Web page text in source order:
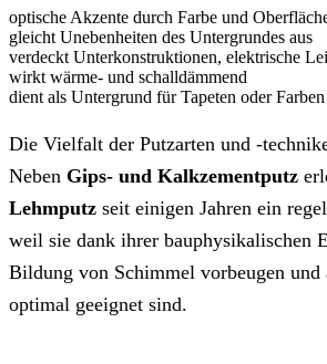
optische Akzente durch Farbe und
gleicht Uneben­heiten des Unter­grundes aus
verdeckt Unter­konstruk­tionen, elek­trische
wirkt wärme- und schall­dämmend
dient als Unter­grund für Tapeten oder Farben
Die Vielfalt der Putz­arten und -
Neben Gips- und Kalk­zement­putz
Lehm­putz seit einigen Jahren ein
weil sie dank ihrer bauphysi­kalischen
Bildung von Schimmel vorbeu­gen
optimal geeignet sind.